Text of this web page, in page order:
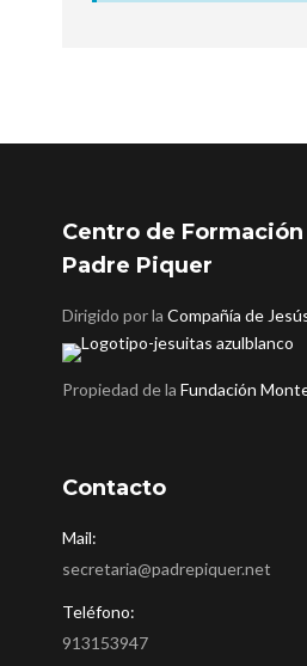
Centro de
Padre Piquer
Dirigido por laCompañía de
Propiedad de laFundación
Contacto
Mail:
secretaria@padrepiquer.net
Teléfono:
913153947